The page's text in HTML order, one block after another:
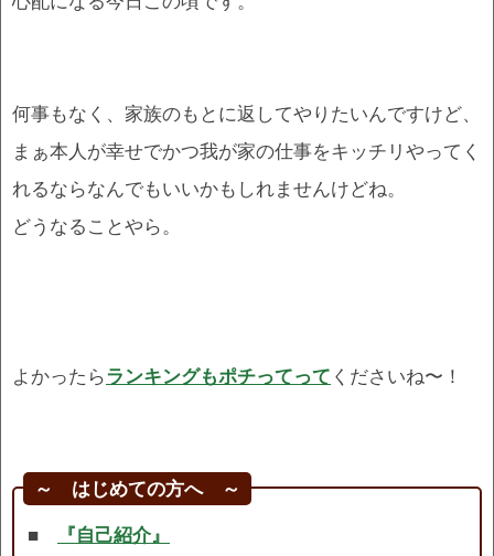
何事もなく、家族のもとに返してやりたいんですけど、
まぁ本人が幸せでかつ我が家の仕事をキッチリやってく
れるならなんでもいいかもしれませんけどね。
どうなることやら。
よかったらランキングもポチってって くださいね〜！
～ はじめての方へ ～
■ 『自己紹介』